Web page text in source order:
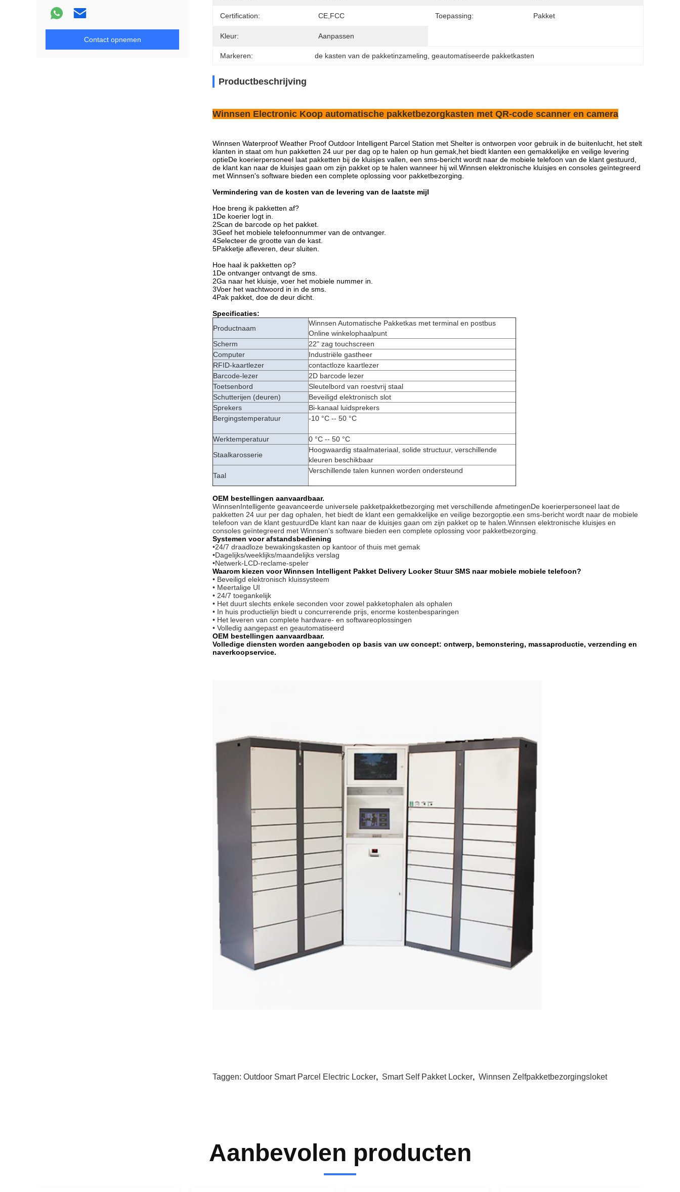
Contact opnemen
Certification: CE,FCC Toepassing: Pakket
Kleur: Aanpassen
Markeren: de kasten van de pakketinzameling , geautomatiseerde pakketkasten
Productbeschrijving
Winnsen Electronic Koop automatische pakketbezorgkasten met QR-code scanner en camera
Winnsen Waterproof Weather Proof Outdoor Intelligent Parcel Station met Shelter is ontworpen voor gebruik in de buitenlucht, het stelt
klanten in staat om hun pakketten 24 uur per dag op te halen op hun gemak,het biedt klanten een gemakkelijke en veilige levering
optieDe koerierpersoneel laat pakketten bij de kluisjes vallen, een sms-bericht wordt naar de mobiele telefoon van de klant gestuurd,
de klant kan naar de kluisjes gaan om zijn pakket op te halen wanneer hij wil.Winnsen elektronische kluisjes en consoles geïntegreerd
met Winnsen's software bieden een complete oplossing voor pakketbezorging.
Vermindering van de kosten van de levering van de laatste mijl
Hoe breng ik pakketten af?
1De koerier logt in.
2Scan de barcode op het pakket.
3Geef het mobiele telefoonnummer van de ontvanger.
4Selecteer de grootte van de kast.
5Pakketje afleveren, deur sluiten.
Hoe haal ik pakketten op?
1De ontvanger ontvangt de sms.
2Ga naar het kluisje, voer het mobiele nummer in.
3Voer het wachtwoord in in de sms.
4Pak pakket, doe de deur dicht.
Specificaties:
Productnaam
Winnsen Automatische Pakketkas met terminal en postbus
Online winkelophaalpunt
Scherm
22" zag touchscreen
Computer
Industriële gastheer
RFID-kaartlezer
contactloze kaartlezer
Barcode-lezer
2D barcode lezer
Toetsenbord
Sleutelbord van roestvrij staal
Schutterijen (deuren)
Beveiligd elektronisch slot
Sprekers
Bi-kanaal luidsprekers
Bergingstemperatuur
-10 °C -- 50 °C
Werktemperatuur
0 °C -- 50 °C
Staalkarosserie
Hoogwaardig staalmateriaal, solide structuur, verschillende
kleuren beschikbaar
Taal
Verschillende talen kunnen worden ondersteund
OEM bestellingen aanvaardbaar.
WinnsenIntelligente geavanceerde universele pakketpakketbezorging met verschillende afmetingenDe koerierpersoneel laat de
pakketten 24 uur per dag ophalen, het biedt de klant een gemakkelijke en veilige bezorgoptie.een sms-bericht wordt naar de mobiele
telefoon van de klant gestuurdDe klant kan naar de kluisjes gaan om zijn pakket op te halen.Winnsen elektronische kluisjes en
consoles geïntegreerd met Winnsen's software bieden een complete oplossing voor pakketbezorging.
Systemen voor afstandsbediening
•24/7 draadloze bewakingskasten op kantoor of thuis met gemak
•Dagelijks/weeklijks/maandelijks verslag
•Netwerk-LCD-reclame-speler
Waarom kiezen voor Winnsen Intelligent Pakket Delivery Locker Stuur SMS naar mobiele mobiele telefoon?
• Beveiligd elektronisch kluissysteem
• Meertalige UI
• 24/7 toegankelijk
• Het duurt slechts enkele seconden voor zowel pakketophalen als ophalen
• In huis productielijn biedt u concurrerende prijs, enorme kostenbesparingen
• Het leveren van complete hardware- en softwareoplossingen
• Volledig aangepast en geautomatiseerd
OEM bestellingen aanvaardbaar.
Volledige diensten worden aangeboden op basis van uw concept: ontwerp, bemonstering, massaproductie, verzending en
naverkoopservice.
Taggen: Outdoor Smart Parcel Electric Locker, Smart Self Pakket Locker, Winnsen Zelfpakketbezorgingsloket
Aanbevolen producten